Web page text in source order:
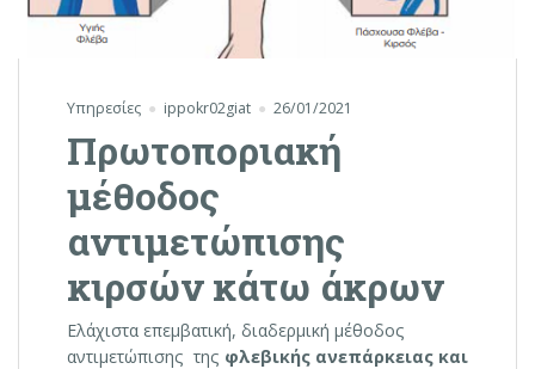
Υπηρεσίες ippokr02giat 26/01/2021
Πρωτοποριακή
μέθοδος
αντιμετώπισης
κιρσών κάτω άκρων
Ελάχιστα επεμβατική, διαδερμική μέθοδος
αντιμετώπισης της φλεβικής ανεπάρκειας και